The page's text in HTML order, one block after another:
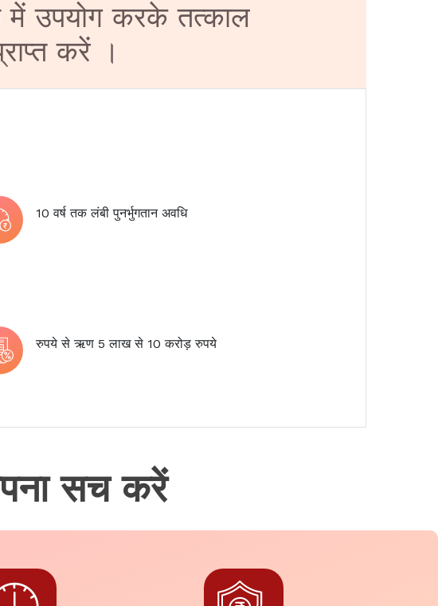
में उपयोग करके तत्काल
करें ।
10 वर्ष तक लंबी पुनर्भुगतान अवधि
रुपये से ऋण 5 लाख से 10 करोड़ रुपये
सच करें